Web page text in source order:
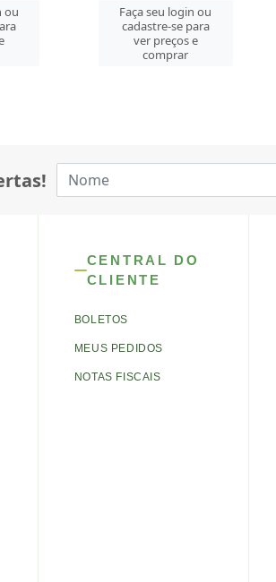
ou
Faça seu login ou
cadastre-se para
ver preços e
comprar
CENTRAL DO
CLIENTE
BOLETOS
MEUS PEDIDOS
NOTAS FISCAIS